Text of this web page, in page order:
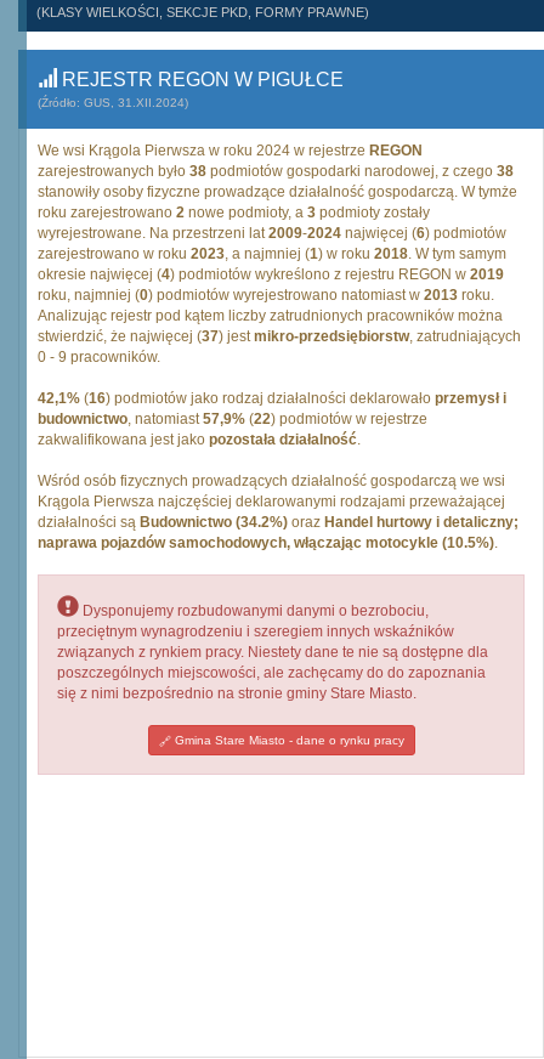
(KLASY WIELKOŚCI, SEKCJE PKD, FORMY PRAWNE)
REJESTR REGON W PIGUŁCE
(Źródło: GUS, 31.XII.2024)
We wsi Krągola Pierwsza w roku 2024 w rejestrze REGON
zarejestrowanych było 38 podmiotów gospodarki narodowej, z czego 38
stanowiły osoby fizyczne prowadzące działalność gospodarczą. W tymże
roku zarejestrowano 2 nowe podmioty, a 3 podmioty zostały
wyrejestrowane. Na przestrzeni lat2009-2024 najwięcej (6) podmiotów
zarejestrowano w roku 2023, a najmniej (1) w roku 2018. W tym samym
okresie najwięcej (4) podmiotów wykreślono z rejestru REGON w 2019
roku, najmniej (0) podmiotów wyrejestrowano natomiast w 2013 roku.
Analizując rejestr pod kątem liczby zatrudnionych pracowników można
stwierdzić, że najwięcej (37) jestmikro-przedsiębiorstw, zatrudniających
0 - 9 pracowników.
42,1% (16) podmiotów jako rodzaj działalności deklarowało przemysł i
budownictwo, natomiast57,9% (22) podmiotów w rejestrze
zakwalifikowana jest jako pozostała działalność.
Wśród osób fizycznych prowadzących działalność gospodarczą we wsi
Krągola Pierwsza najczęściej deklarowanymi rodzajami przeważającej
działalności są Budownictwo (34.2%) oraz Handel hurtowy i detaliczny;
naprawa pojazdów samochodowych, włączając motocykle (10.5%).
Dysponujemy rozbudowanymi danymi o bezrobociu,
przeciętnym wynagrodzeniu i szeregiem innych wskaźników
związanych z rynkiem pracy. Niestety dane te nie są dostępne dla
poszczególnych miejscowości, ale zachęcamy do do zapoznania
się z nimi bezpośrednio na stronie gminy Stare Miasto.
Gmina Stare Miasto - dane o rynku pracy